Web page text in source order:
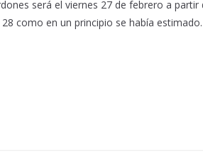
será el viernes 27 de febrero a partir
como en un principio se había estimado.